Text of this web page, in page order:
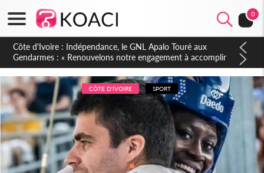
0
Sierra Leone : Un projet de réforme constitutionnelle en
gestation, points clés des amendements, un exclu d'avance
CÔTE D'IVOIRE SPORT